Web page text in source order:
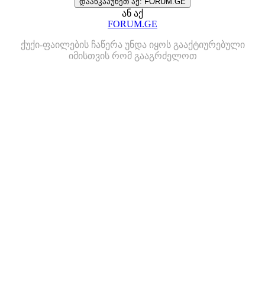
ან აქ
FORUM.GE
ქუქი-ფაილების ჩაწერა უნდა იყოს გააქტიურებული
იმისთვის რომ გააგრძელოთ